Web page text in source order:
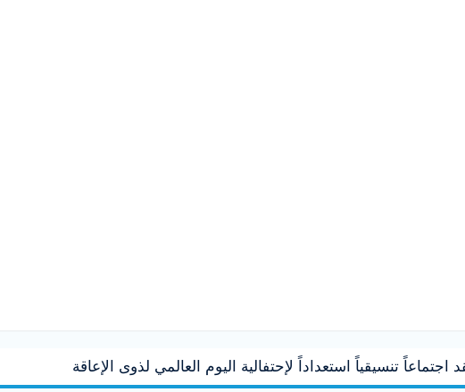
تنسيقياً استعداداً لإحتفالية اليوم العالمي لذوى الإعاقة